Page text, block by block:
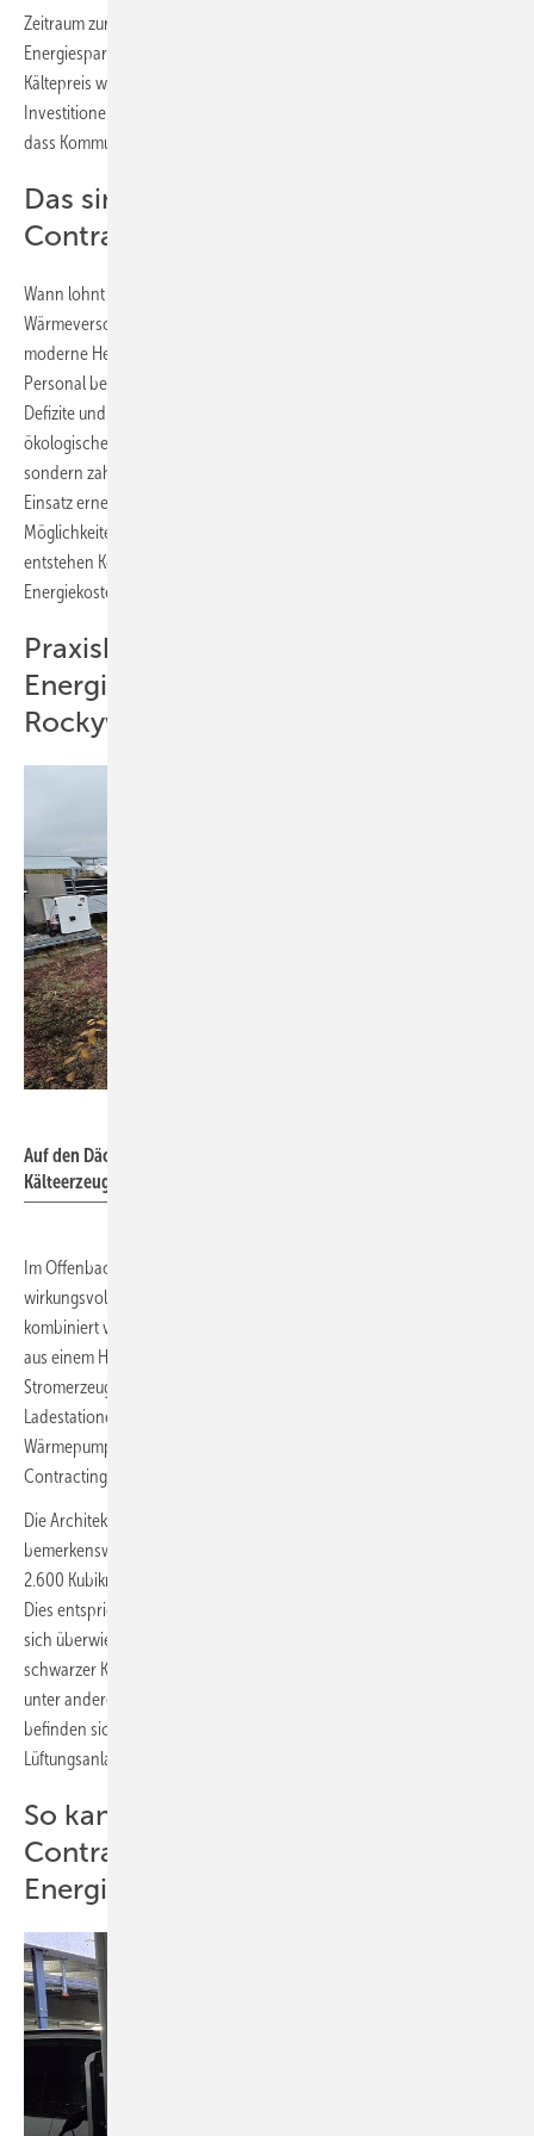
Zeitraum zurückgezahlt, entweder über eine feste Rate wie beim
Energiespar-Contracting oder über den Wärme- beziehungsweise
Kältepreis wie Energieliefer-Contracting. Das heißt: Es ermöglicht
Investitionen in effiziente Technik und erneuerbare Energien, ohne
dass Kommunen selbst hohe Anfangskosten tragen müssen.
Das sind die Vorteile von
Contracting
Wann lohnt sich Contracting? Es ist besonders bei der
Wärmeversorgung sinnvoll, wenn Kommunen weder das Kapital für
moderne Heizanlagen noch das nötige Know-how, die Zeit oder das
Personal besitzen. Contractor-Unternehmen kompensieren diese
Defizite und erzielen durch Optimierungsprozesse wirtschaftliche und
ökologische Vorteile. Die Kommune investiert nicht in die Technik,
sondern zahlt für die bezogene Nutzenergie. Insbesondere beim
Einsatz erneuerbarer Energieträger ergeben sich daraus interessante
Möglichkeiten für Kommunen. Auch für die gewerbliche Seite
entstehen Kostenvorteile und eine bessere Kontrolle über die
Energiekosten.
Praxisbeispiel: Sektorengekoppeltes
Energiesystem versorgt das Quartier
Rockywood
Auf den Dächern des
Kälteerzeugungsanlagen und Photovoltaikmodule montiert.
Im Offenbacher Quartier Rockywood zeigt sich, wie komplex und
wirkungsvoll Contracting-Projekte sein können. Das Projekt
kombiniert verschiedene Komponenten: klimaneutrale Fernwärme
aus einem Heizkraftwerk und einem Müllheizkraftwerk, Kälte- und PV-
Stromerzeugung, Energiemonitoring, Mittelspannungstechnik für E-
Ladestationen sowie eine raumlufttechnische Anlage mit
Wärmepumpe. All diese Systeme sind Teil eines Energieliefer-
Contractings.
Die Architektur des Hybridhauses Rockywood ist ebenfalls
bemerkenswert. Der größere Gebäudeteil besteht aus insgesamt
2.600 Kubikmeter Holz, als Holzmodule in Stapelbauweise verbaut.
Dies entspricht etwa 2.400 Tonnen gespeichertem CO
sich überwiegend Büroflächen. Ein weiterer Gebäudeteil, ein
schwarzer Kubus in Betonbauweise mit großen Fensterflächen, kann
unter anderem für Veranstaltungen genutzt. Auf den Dächern
befinden sich Photovoltaik-Module, Kälteerzeugungs- und
Lüftungsanlagen sowie eine Wärmepumpe.
So kann eine Zusammenarbeit von
Contracting-Unternehmen und
Energieberatern aussehen